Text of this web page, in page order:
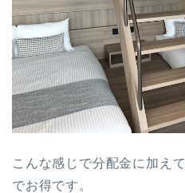
こんな感じで分配金に加え
でお得です。